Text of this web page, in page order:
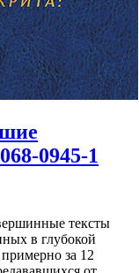
0945-1
тексты
в глубокой
за 12